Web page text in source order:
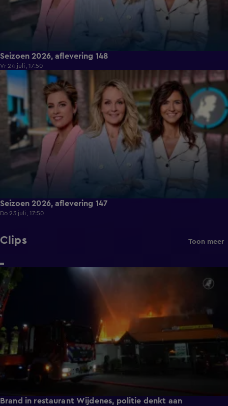
Seizoen 2026, aflevering 148
Vr 24 juli, 17:50
14:56
Seizoen 2026, aflevering 147
Do 23 juli, 17:50
Clips Toon meer
0:33
Brand in restaurant Wijdenes, politie denkt aan